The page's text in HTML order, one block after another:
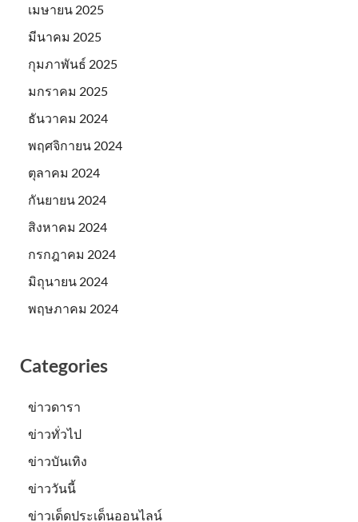
เมษายน 2025
มีนาคม 2025
กุมภาพันธ์ 2025
มกราคม 2025
ธันวาคม 2024
พฤศจิกายน 2024
ตุลาคม 2024
กันยายน 2024
สิงหาคม 2024
กรกฎาคม 2024
มิถุนายน 2024
พฤษภาคม 2024
Categories
ข่าวดารา
ข่าวทั่วไป
ข่าวบันเทิง
ข่าววันนี้
ข่าวเด็ดประเด็นออนไลน์